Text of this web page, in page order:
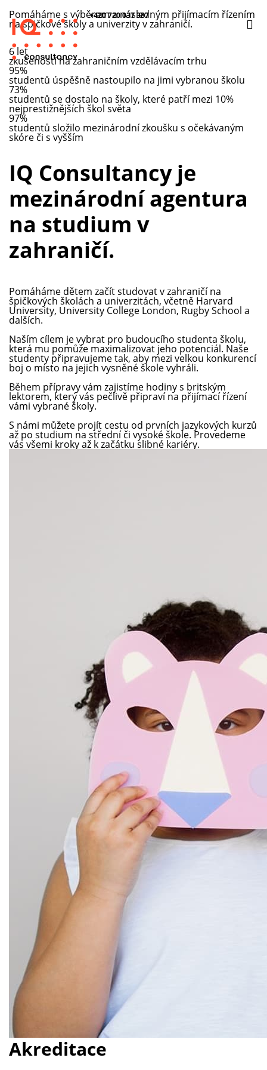
+420 720 037 387
Pomáháme s výběrem a následným přijímacím řízením
na špičkové školy a univerzity v zahraničí.
6 let
zkušeností na zahraničním vzdělávacím trhu
95%
studentů úspěšně nastoupilo na jimi vybranou školu
73%
studentů se dostalo na školy, které patří mezi 10%
nejprestižnějších škol světa
97%
studentů složilo mezinárodní zkoušku s očekávaným
skóre či s vyšším
IQ Consultancy je
mezinárodní agentura
na studium v
zahraničí.
Pomáháme dětem začít studovat v zahraničí na
špičkových školách a univerzitách, včetně Harvard
University, University College London, Rugby School a
dalších.
Naším cílem je vybrat pro budoucího studenta školu,
která mu pomůže maximalizovat jeho potenciál. Naše
studenty připravujeme tak, aby mezi velkou konkurencí
boj o místo na jejich vysněné škole vyhráli.
Během přípravy vám zajistíme hodiny s britským
lektorem, který vás pečlivě připraví na přijímací řízení
vámi vybrané školy.
S námi můžete projít cestu od prvních jazykových kurzů
až po studium na střední či vysoké škole. Provedeme
vás všemi kroky až k začátku slibné kariéry.
Akreditace